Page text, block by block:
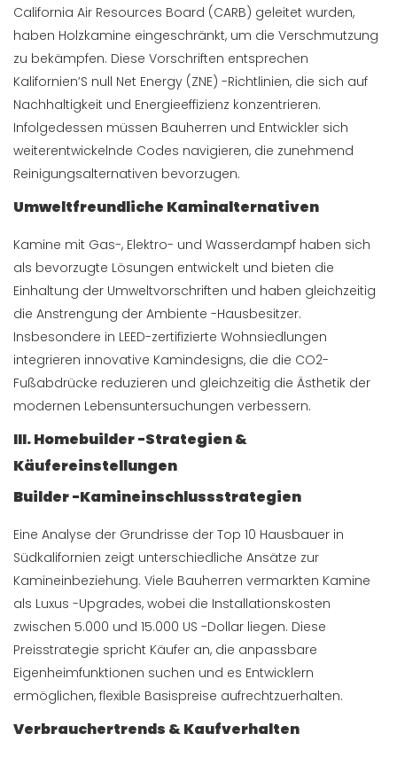
California Air Resources Board (CARB) geleitet wurden,
haben Holzkamine eingeschränkt, um die Verschmutzung
zu bekämpfen. Diese Vorschriften entsprechen
Kalifornien’S null Net Energy (ZNE) -Richtlinien, die sich auf
Nachhaltigkeit und Energieeffizienz konzentrieren.
Infolgedessen müssen Bauherren und Entwickler sich
weiterentwickelnde Codes navigieren, die zunehmend
Reinigungsalternativen bevorzugen.
Umweltfreundliche Kaminalternativen
Kamine mit Gas-, Elektro- und Wasserdampf haben sich
als bevorzugte Lösungen entwickelt und bieten die
Einhaltung der Umweltvorschriften und haben gleichzeitig
die Anstrengung der Ambiente -Hausbesitzer.
Insbesondere in LEED-zertifizierte Wohnsiedlungen
integrieren innovative Kamindesigns, die die CO2-
Fußabdrücke reduzieren und gleichzeitig die Ästhetik der
modernen Lebensuntersuchungen verbessern.
III. Homebuilder -Strategien &
Käufereinstellungen
Builder -Kamineinschlussstrategien
Eine Analyse der Grundrisse der Top 10 Hausbauer in
Südkalifornien zeigt unterschiedliche Ansätze zur
Kamineinbeziehung. Viele Bauherren vermarkten Kamine
als Luxus -Upgrades, wobei die Installationskosten
zwischen 5.000 und 15.000 US -Dollar liegen. Diese
Preisstrategie spricht Käufer an, die anpassbare
Eigenheimfunktionen suchen und es Entwicklern
ermöglichen, flexible Basispreise aufrechtzuerhalten.
Verbrauchertrends & Kaufverhalten